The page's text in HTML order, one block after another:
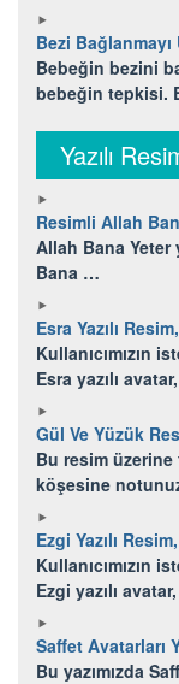
Bezi
Bebeğin bezini
bebeğin tepkisi.
Yazılı
Resimli Allah
Allah Bana Yeter
Bana …
Esra Yazılı
Kullanıcımızın
Esra yazılı
Gül Ve Yüzük
Bu resim üzerine
köşesine
Ezgi Yazılı
Kullanıcımızın
Ezgi yazılı
Saffet Avatarları
Bu yazımızda